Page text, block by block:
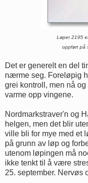
Løper 2195
oppført på
Det er generelt en del
nærme seg. Foreløpig
grei kontroll, men nå
varme opp vingene.
Nordmarkstraver'n og
helgen, men det blir
ville bli for mye med et
på grunn av løp og
utenom løpingen må
ikke tenkt til å være
25. september. Nervøs